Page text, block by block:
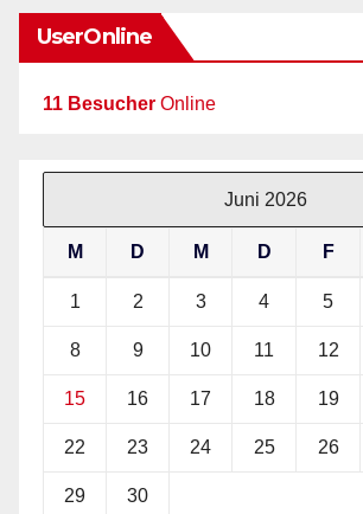
UserOnline
11 Besucher Online
Juni 2026
M D M D F
1 2 3 4 5
8 9 10 11 12
15 16 17 18 19
22 23 24 25 26
29 30